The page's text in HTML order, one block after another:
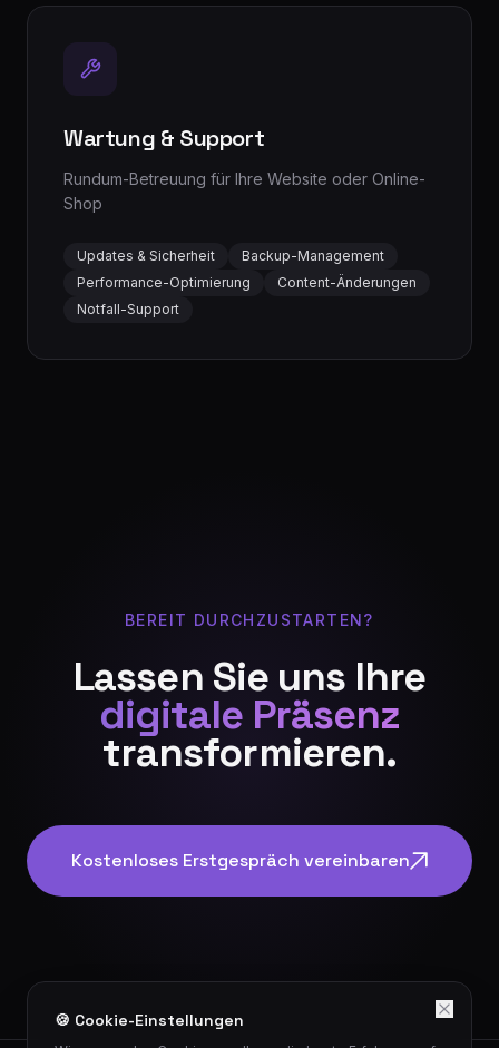
Wartung & Support
Rundum-Betreuung für Ihre Website oder Online-
Shop
Updates & Sicherheit
Backup-Management
Performance-Optimierung
Content-Änderungen
Notfall-Support
BEREIT DURCHZUSTARTEN?
Lassen Sie uns Ihre
digitale Präsenz
transformieren.
Kostenloses Erstgespräch vereinbaren
🍪 Cookie-Einstellungen